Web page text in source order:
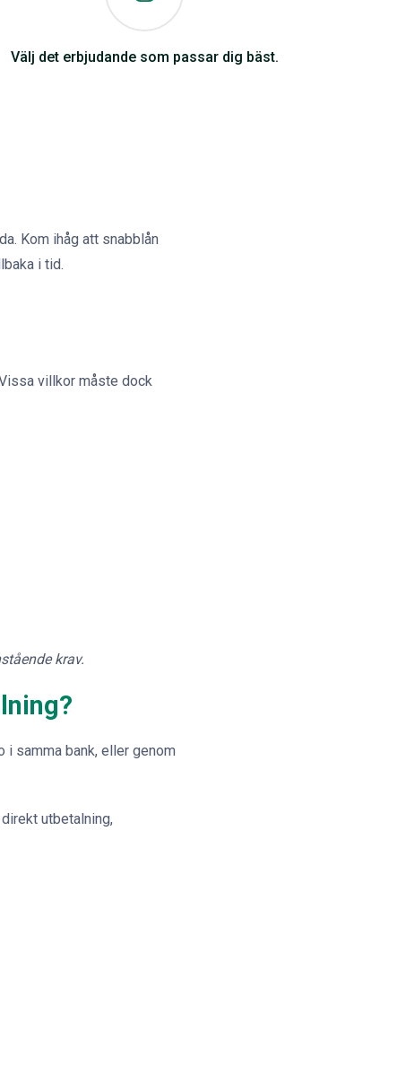
Välj det erbjudande som passar dig bäst.
Kom ihåg att snabblån
i tid.
villkor måste dock
krav.
i samma bank, eller genom
utbetalning,